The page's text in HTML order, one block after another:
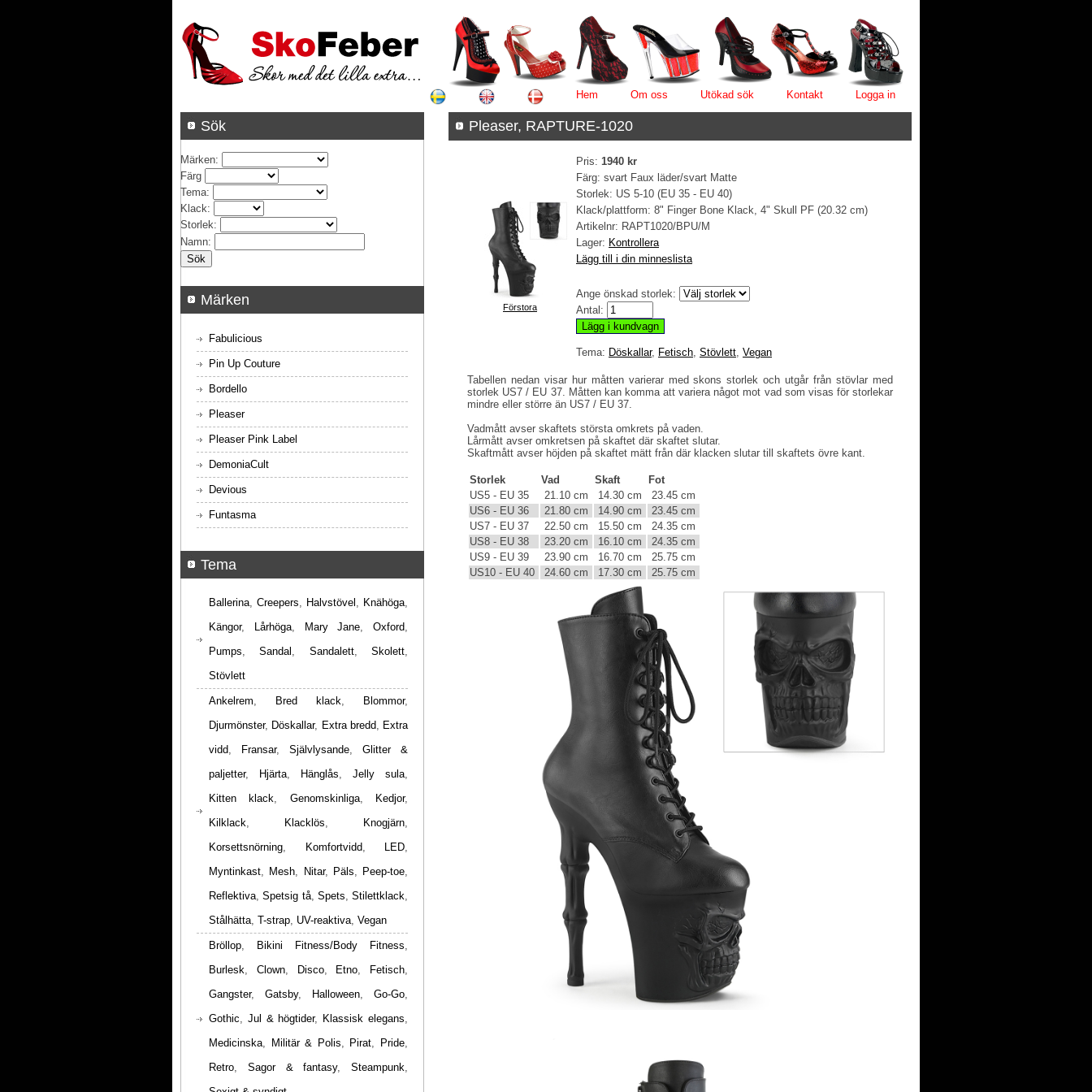
Hem Om oss Utökad sök Kontakt Logga in
Pleaser, RAPTURE-1020
Förstora
Pris: 1940 kr
Färg: svart Faux läder/svart Matte
Storlek: US 5-10 (EU 35 - EU 40)
Klack/plattform: 8" Finger Bone Klack, 4" Skull PF (20.32 cm)
Artikelnr: RAPT1020/BPU/M
Lager: Kontrollera
Lägg till i din minneslista
Ange önskad storlek:
Antal:
Tema: Döskallar, Fetisch, Stövlett, Vegan
Tabellen nedan visar hur måtten varierar med skons storlek och utgår från stövlar med
storlek US7 / EU 37. Måtten kan komma att variera något mot vad som visas för storlekar
mindre eller större än US7 / EU 37.
Vadmått avser skaftets största omkrets på vaden.
Lårmått avser omkretsen på skaftet där skaftet slutar.
Skaftmått avser höjden på skaftet mätt från där klacken slutar till skaftets övre kant.
Storlek Vad Skaft
Fot
US5 - EU 35
21.10 cm 14.30 cm
23.45 cm
US6 - EU 36
21.80 cm 14.90 cm
23.45 cm
US7 - EU 37
22.50 cm 15.50 cm
24.35 cm
US8 - EU 38
23.20 cm 16.10 cm
24.35 cm
US9 - EU 39
23.90 cm 16.70 cm
25.75 cm
US10 - EU 40
24.60 cm 17.30 cm 25.75 cm
Sök
Märken:
Färg
Tema:
Klack:
Storlek:
Namn:
Märken
Fabulicious
Pin Up Couture
Bordello
Pleaser
Pleaser Pink Label
DemoniaCult
Devious
Funtasma
Tema
Ballerina, Creepers, Halvstövel , Knähöga,
Kängor, Lårhöga, Mary Jane, Oxford,
Pumps,Sandal , Sandalett,Skolett,
Stövlett
Ankelrem, Bred klack, Blommor,
Djurmönster, Döskallar, Extra bredd, Extra
vidd, Fransar, Självlysande, Glitter &
paljetter, Hjärta, Hänglås, Jelly sula,
Kitten klack, Genomskinliga, Kedjor,
Kilklack, Klacklös, Knogjärn,
Korsettsnörning, Komfortvidd, LED,
Myntinkast, Mesh, Nitar, Päls, Peep-toe,
Reflektiva,Spetsig tå, Spets, Stilettklack,
Stålhätta, T-strap, UV-reaktiva, Vegan
Bröllop, Bikini Fitness/Body Fitness,
Burlesk, Clown, Disco, Etno, Fetisch,
Gangster, Gatsby, Halloween, Go-Go,
Gothic, Jul & högtider, Klassisk elegans,
Medicinska, Militär & Polis, Pirat, Pride,
Retro, Sagor & fantasy, Steampunk,